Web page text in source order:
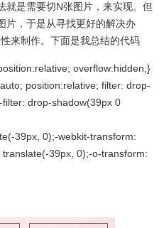
就是需要切N张图片，来实现。但
片，于是从寻找更好的解决办
来制作。下面是我总结的代码
overflow:hidden;}
position:relative; filter: drop-
drop-shadow(39px 0
39px, 0);-webkit-transform:
39px, 0);-o-transform: